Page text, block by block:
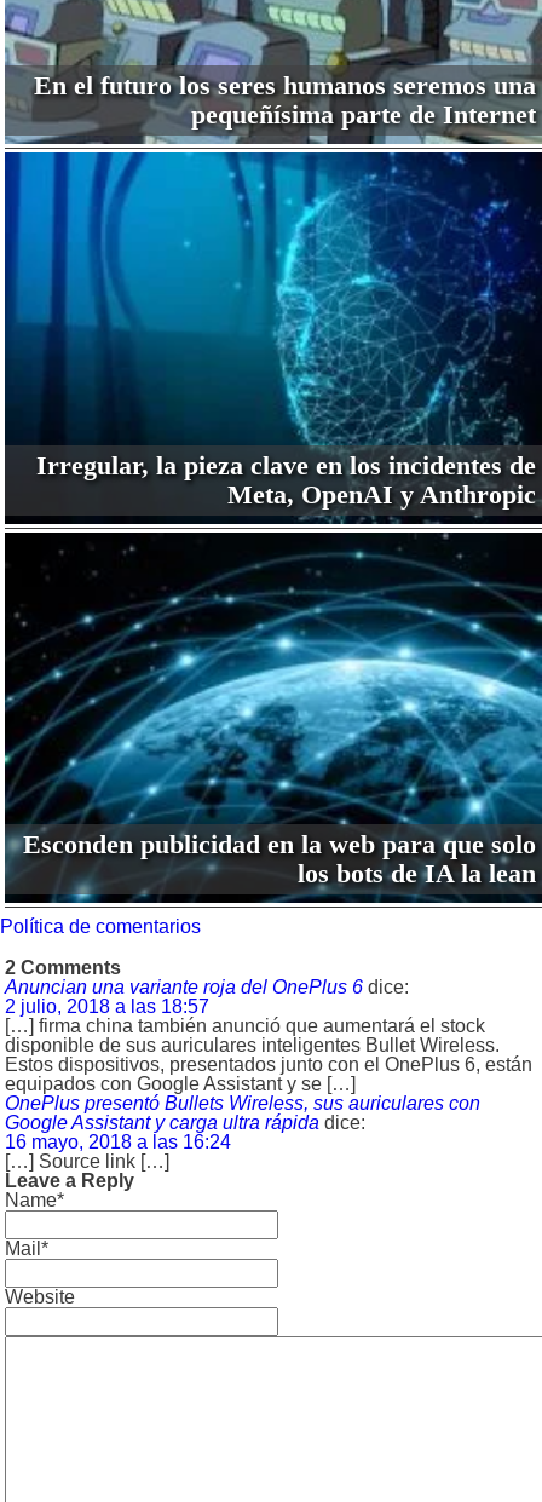
En el futuro los seres humanos seremos una
pequeñísima parte de Internet
Irregular, la pieza clave en los incidentes de
Meta, OpenAI y Anthropic
Esconden publicidad en la web para que solo
los bots de IA la lean
Política de comentarios
2 Comments
Anuncian una variante roja del OnePlus 6 dice:
2 julio, 2018 a las 18:57
[…] firma china también anunció que aumentará el stock
disponible de sus auriculares inteligentes Bullet Wireless.
Estos dispositivos, presentados junto con el OnePlus 6, están
equipados con Google Assistant y se […]
OnePlus presentó Bullets Wireless, sus auriculares con
Google Assistant y carga ultra rápida dice:
16 mayo, 2018 a las 16:24
[…] Source link […]
Leave a Reply
Name*
Mail*
Website